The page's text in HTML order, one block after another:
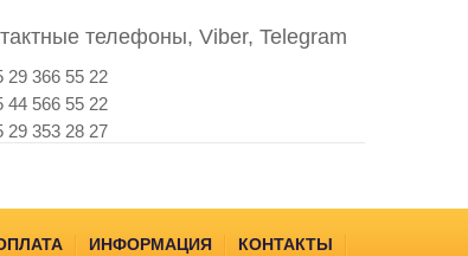
телефоны, Viber, Telegram
29 366 55 22
44 566 55 22
29 353 28 27
ИНФОРМАЦИЯ КОНТАКТЫ